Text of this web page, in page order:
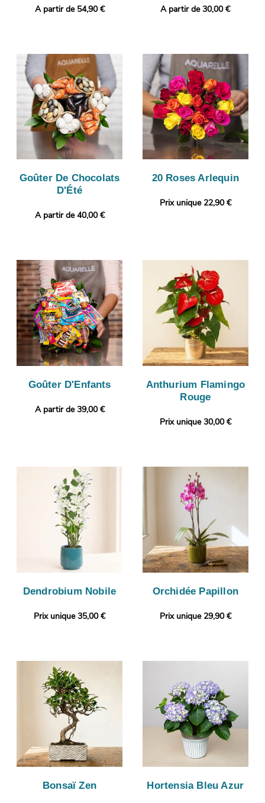
A partir de 54,90 € A partir de 30,00 €
Goûter De Chocolats
D'Été
A partir de 40,00 €
20 Roses Arlequin
Prix unique 22,90 €
Goûter D'Enfants
A partir de 39,00 €
Anthurium Flamingo
Rouge
Prix unique 30,00 €
Dendrobium Nobile
Prix unique 35,00 €
Orchidée Papillon
Prix unique 29,90 €
Bonsaï Zen Hortensia Bleu Azur